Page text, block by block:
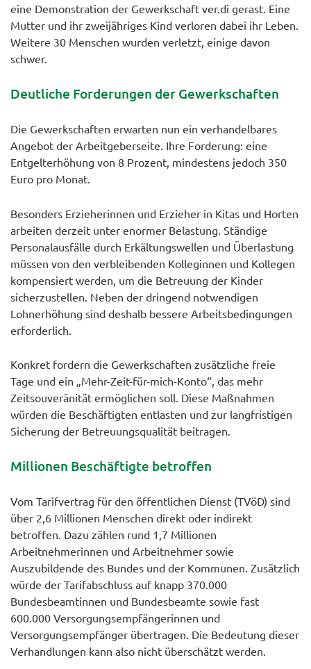
eine Demonstration der Gewerkschaft ver.di gerast. Eine
Mutter und ihr zweijähriges Kind verloren dabei ihr Leben.
Weitere 30 Menschen wurden verletzt, einige davon
schwer.
Deutliche Forderungen der Gewerkschaften
Die Gewerkschaften erwarten nun ein verhandelbares
Angebot der Arbeitgeberseite. Ihre Forderung: eine
Entgelterhöhung von 8 Prozent, mindestens jedoch 350
Euro pro Monat.
Besonders Erzieherinnen und Erzieher in Kitas und Horten
arbeiten derzeit unter enormer Belastung. Ständige
Personalausfälle durch Erkältungswellen und Überlastung
müssen von den verbleibenden Kolleginnen und Kollegen
kompensiert werden, um die Betreuung der Kinder
sicherzustellen. Neben der dringend notwendigen
Lohnerhöhung sind deshalb bessere Arbeitsbedingungen
erforderlich.
Konkret fordern die Gewerkschaften zusätzliche freie
Tage und ein „Mehr-Zeit-für-mich-Konto“, das mehr
Zeitsouveränität ermöglichen soll. Diese Maßnahmen
würden die Beschäftigten entlasten und zur langfristigen
Sicherung der Betreuungsqualität beitragen.
Millionen Beschäftigte betroffen
Vom Tarifvertrag für den öffentlichen Dienst (TVöD) sind
über 2,6 Millionen Menschen direkt oder indirekt
betroffen. Dazu zählen rund 1,7 Millionen
Arbeitnehmerinnen und Arbeitnehmer sowie
Auszubildende des Bundes und der Kommunen. Zusätzlich
würde der Tarifabschluss auf knapp 370.000
Bundesbeamtinnen und Bundesbeamte sowie fast
600.000 Versorgungsempfängerinnen und
Versorgungsempfänger übertragen. Die Bedeutung dieser
Verhandlungen kann also nicht überschätzt werden.